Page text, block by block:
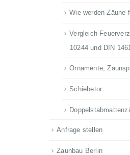
Wie werden Zäune
Vergleich
10244 und DIN 1461
Ornamente,
Schiebetor
Anfrage stellen
Zaunbau Berlin